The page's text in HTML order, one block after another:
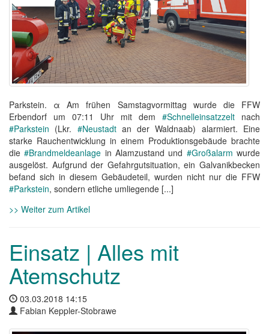
Parkstein. α Am frühen Samstagvormittag wurde die FFW
Erbendorf um 07:11 Uhr mit dem #Schnelleinsatzzelt nach
#Parkstein (Lkr. #Neustadtan der Waldnaab) alarmiert. Eine
starke Rauchentwicklung in einem Produktionsgebäude brachte
die#Brandmeldeanlage in Alamzustand und #Großalarm wurde
ausgelöst. Aufgrund der Gefahrgutsituation, ein Galvanikbecken
befand sich in diesem Gebäudeteil, wurden nicht nur die FFW
#Parkstein, sondern etliche umliegende [...]
>> Weiter zum Artikel
Einsatz | Alles mit
Atemschutz
03.03.2018 14:15
Fabian Keppler-Stobrawe